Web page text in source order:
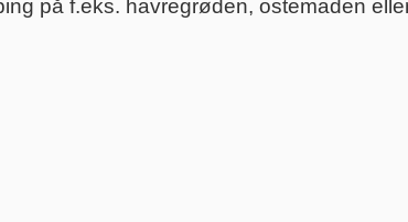
på f.eks. havregrøden, ostemaden